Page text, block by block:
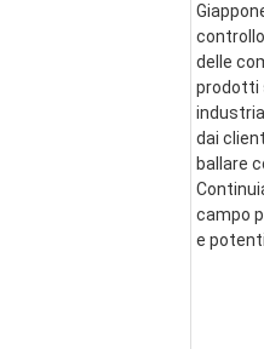
delle
prodotti
dai
ballare
campo
e